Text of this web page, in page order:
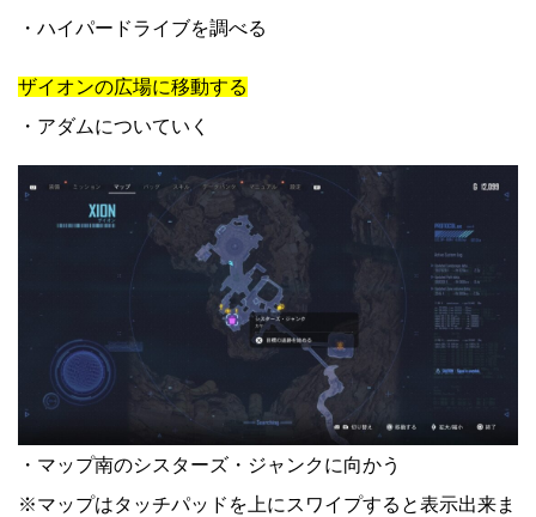
・ハイパードライブを調べる
ザイオンの広場に移動する
・アダムについていく
・マップ南のシスターズ・ジャンクに向かう
※マップはタッチパッドを上にスワイプすると表示出来ま